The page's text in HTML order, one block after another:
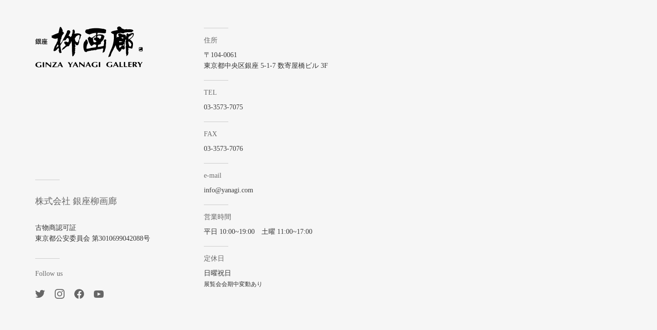
株式会社 銀座柳画廊
古物商認可証
東京都公安委員会 第3010699042088号
Follow us
住所
〒104-0061
東京都中央区銀座 5-1-7 数寄屋橋ビル 3F
TEL
03-3573-7075
FAX
03-3573-7076
e-mail
info@yanagi.com
営業時間
平日 10:00~19:00 土曜 11:00~17:00
定休日
日曜祝日
展覧会会期中変動あり